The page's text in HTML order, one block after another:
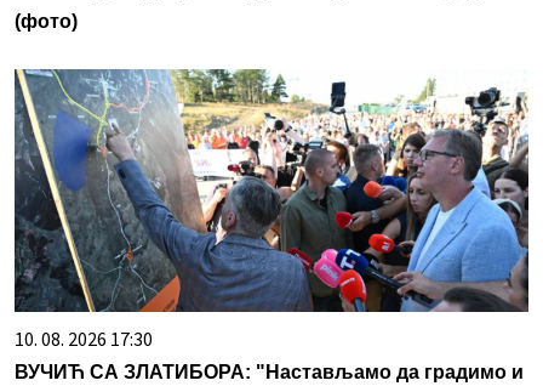
(фото)
10. 08. 2026 17:30
ВУЧИЋ СА ЗЛАТИБОРА: "Настављамо да градимо и